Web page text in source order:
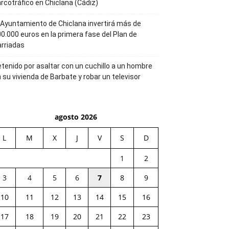
en Chiclana (Cádiz)
Ayuntamiento de Chiclana invertirá más de
euros en la primera fase del Plan de
por asaltar con un cuchillo a un hombre
su vivienda de Barbate y robar un televisor
agosto 2026
L M X J V S D
1
2
3
4 5 6 7 8
9
10
11 12 13 14 15
16
17
18 19 20 21 22
23